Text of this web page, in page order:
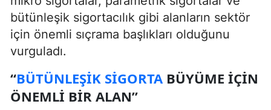
bütünleşik sigortacılık gibi alanların sektör
için önemli sıçrama başlıkları olduğunu
vurguladı.
“BÜTÜNLEŞIK SIGORTA BÜYÜME İÇIN
ÖNEMLI BIR ALAN”